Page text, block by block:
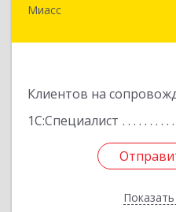
Миасс
Клиентов на
1С:Специалист
456318, Челябинская